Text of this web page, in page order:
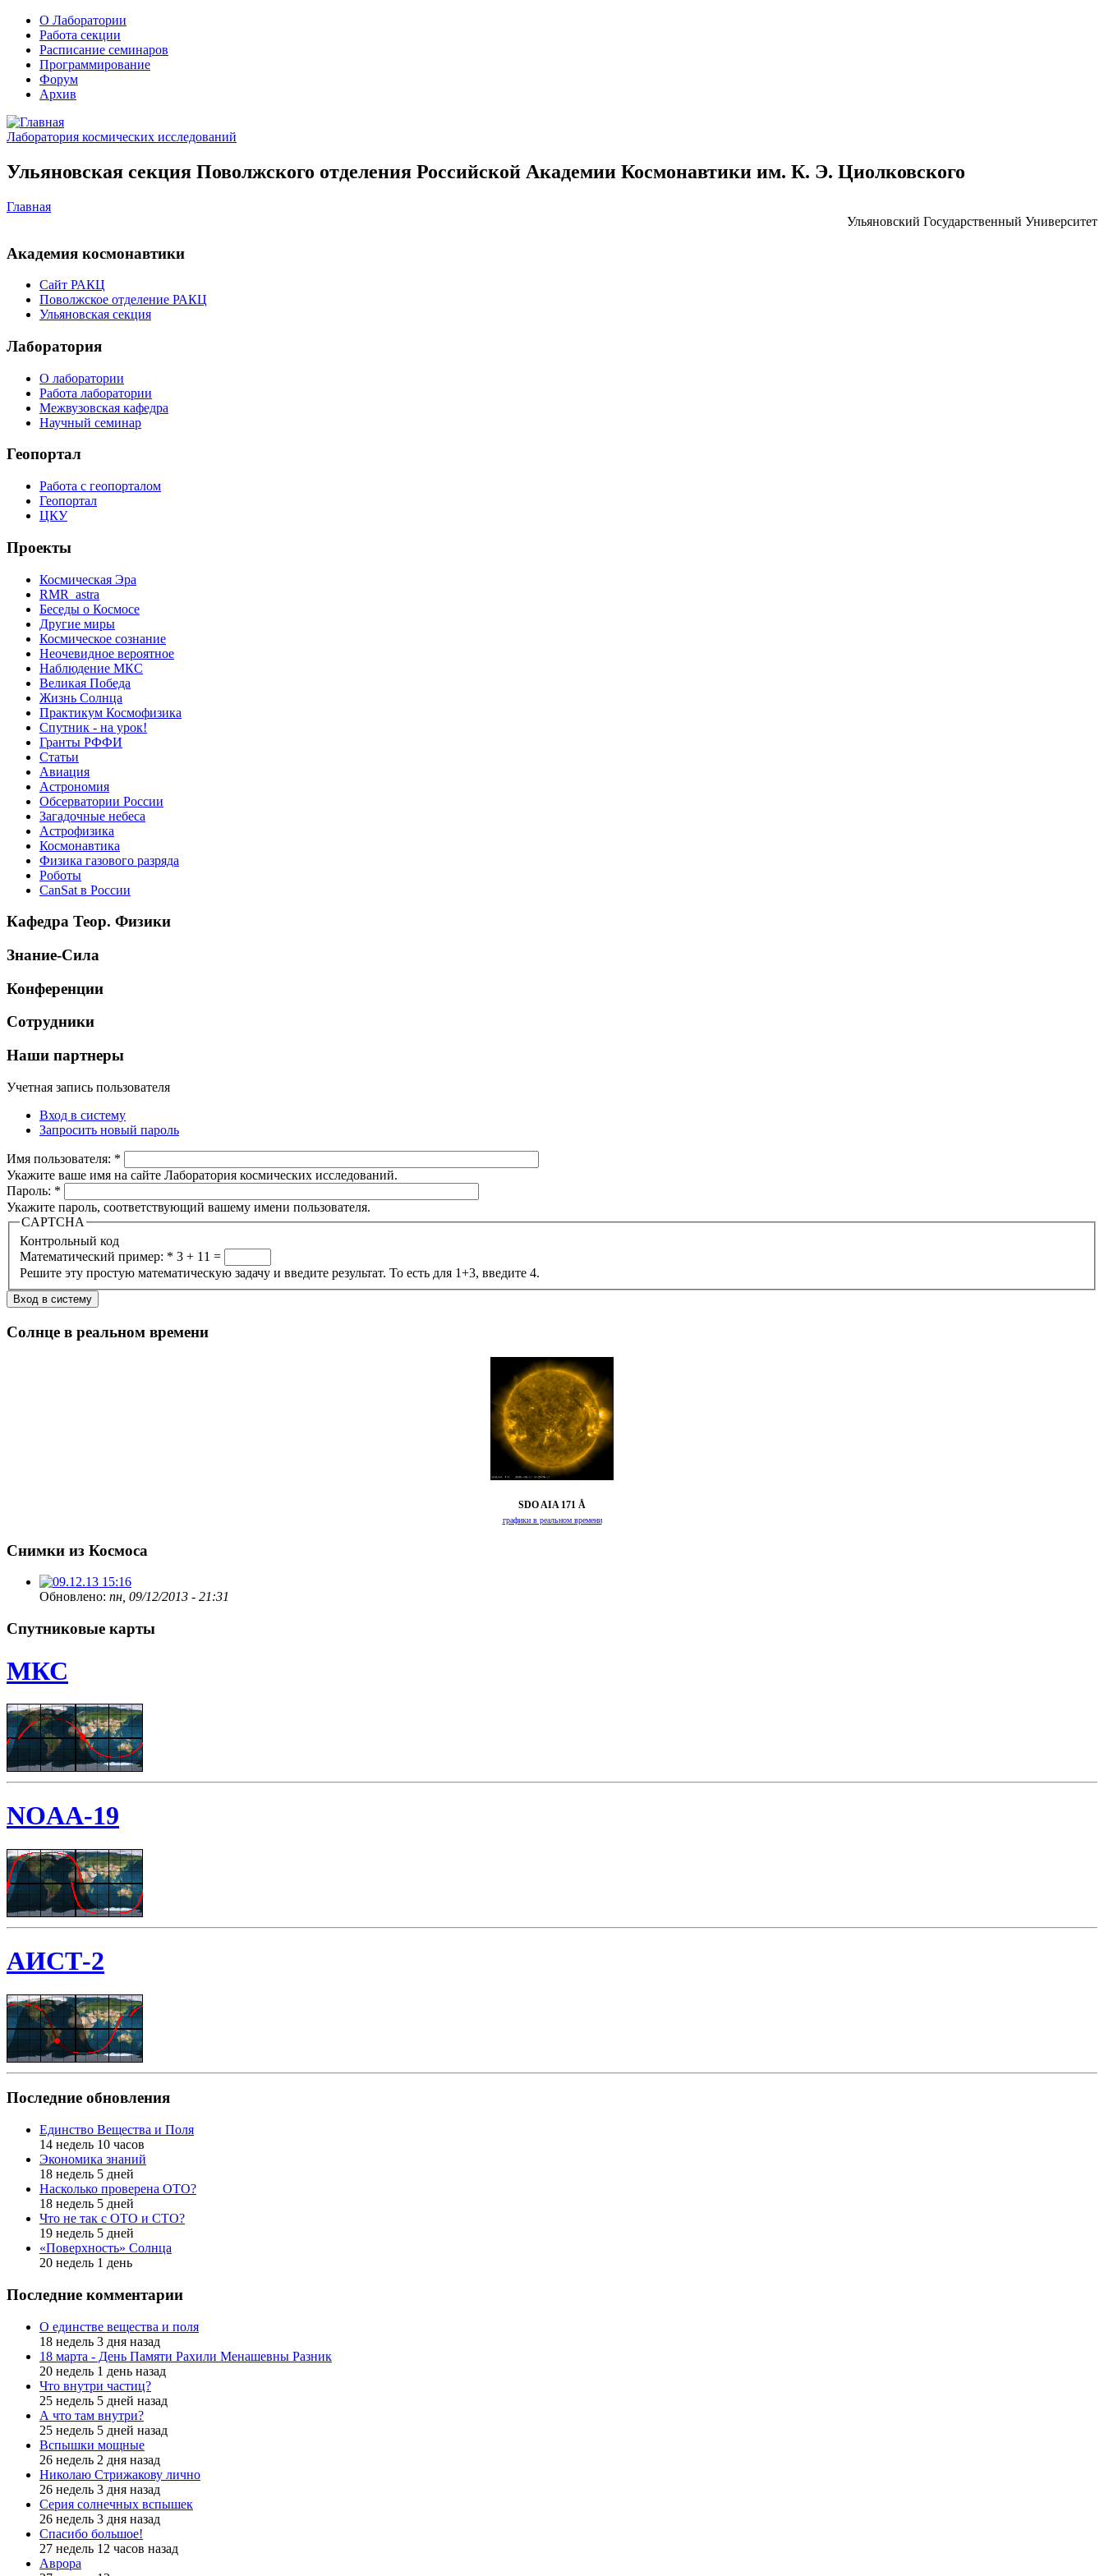
О Лаборатории
Работа секции
Расписание семинаров
Программирование
Форум
Архив
Лаборатория космических исследований
Ульяновская секция Поволжского отделения Российской Академии Космонавтики им. К. Э. Циолковского
Главная
Ульяновский Государственный Университет
Академия космонавтики
Сайт РАКЦ
Поволжское отделение РАКЦ
Ульяновская секция
Лаборатория
О лаборатории
Работа лаборатории
Межвузовская кафедра
Научный семинар
Геопортал
Работа с геопорталом
Геопортал
ЦКУ
Проекты
Космическая Эра
RMR_astra
Беседы о Космосе
Другие миры
Космическое сознание
Неочевидное вероятное
Наблюдение МКС
Великая Победа
Жизнь Солнца
Практикум Космофизика
Спутник - на урок!
Гранты РФФИ
Статьи
Авиация
Астрономия
Обсерватории России
Загадочные небеса
Астрофизика
Космонавтика
Физика газового разряда
Роботы
CanSat в России
Кафедра Теор. Физики
Знание-Сила
Конференции
Сотрудники
Наши партнеры
Учетная запись пользователя
Вход в систему
Запросить новый пароль
Имя пользователя: *
Укажите ваше имя на сайте Лаборатория космических исследований.
Пароль: *
Укажите пароль, соответствующий вашему имени пользователя.
CAPTCHA
Контрольный код
Математический пример: * 3 + 11 =
Решите эту простую математическую задачу и введите результат. То есть для 1+3, введите 4.
Солнце в реальном времени
SDO AIA 171 Å
графики в реальном времени
Снимки из Космоса
Обновлено: пн, 09/12/2013 - 21:31
Спутниковые карты
МКС
NOAA-19
АИСТ-2
Последние обновления
Единство Вещества и Поля
14 недель 10 часов
Экономика знаний
18 недель 5 дней
Насколько проверена ОТО?
18 недель 5 дней
Что не так с ОТО и СТО?
19 недель 5 дней
«Поверхность» Солнца
20 недель 1 день
Последние комментарии
О единстве вещества и поля
18 недель 3 дня назад
18 марта - День Памяти Рахили Менашевны Разник
20 недель 1 день назад
Что внутри частиц?
25 недель 5 дней назад
А что там внутри?
25 недель 5 дней назад
Вспышки мощные
26 недель 2 дня назад
Николаю Стрижакову лично
26 недель 3 дня назад
Серия солнечных вспышек
26 недель 3 дня назад
Спасибо большое!
27 недель 12 часов назад
Аврора